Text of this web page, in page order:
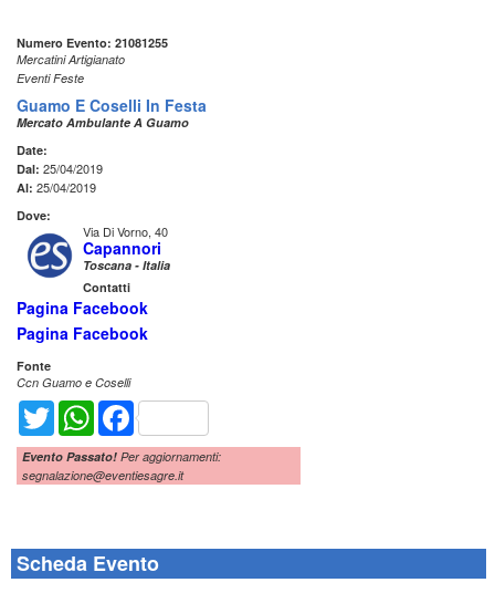
Numero Evento: 21081255
Mercatini Artigianato
Eventi Feste
Guamo E Coselli In Festa
Mercato Ambulante A Guamo
Date:
Dal: 25/04/2019
Al: 25/04/2019
Dove:
Via Di Vorno, 40
Capannori
Toscana - Italia
Contatti
Pagina Facebook
Pagina Facebook
Fonte
Ccn Guamo e Coselli
Twitter WhatsAppFacebook
Evento Passato! Per aggiornamenti:
segnalazione@eventiesagre.it
Scheda Evento